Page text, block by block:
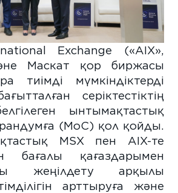
Exchange («AIX»,
Маскат қор биржасы
тиімді мүмкіндіктерді
серіктестіктің
ынтымақтастық
(MoC) қол қойды.
MSX пен AIX-те
бағалы қағаздарымен
жеңілдету арқылы
арттыруға және